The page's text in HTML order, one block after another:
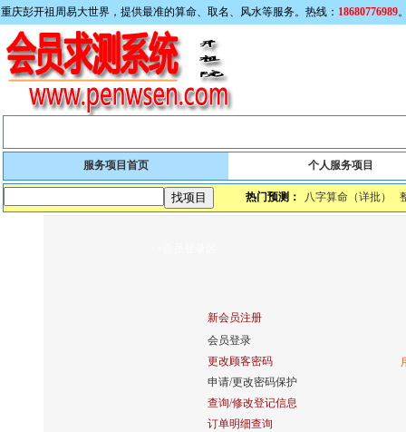
重庆彭开祖周易大世界，提供最准的算命、取名、风水等服务。热线： 18680776989
服务项目首页 个人服务项目
热门预测： 八字算命（详批）
新会员注册
会员登录
更改顾客密码
申请/更改密码保护
查询/修改登记信息
订单明细查询